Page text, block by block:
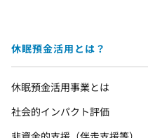
休眠預金活用とは？
休眠預金活用事業とは
社会的インパクト評価